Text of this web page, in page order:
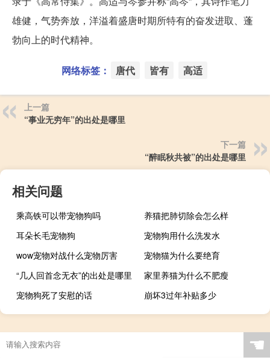
雄健，气势奔放，洋溢着盛唐时期所特有的奋发进取、蓬
勃向上的时代精神。
网络标签： 唐代 皆有 高适
上一篇
“事业无穷年”的出处是哪里
下一篇
“醉眠秋共被”的出处是哪里
相关问题
乘高铁可以带宠物狗吗
养猫把肺切除会怎么样
耳朵长毛宠物狗
宠物狗用什么洗发水
wow宠物对战什么宠物厉害
宠物猫为什么要绝育
“几人回首念无衣”的出处是哪里
家里养猫为什么不肥瘦
宠物狗死了安慰的话
崩坏3过年补贴多少
☚